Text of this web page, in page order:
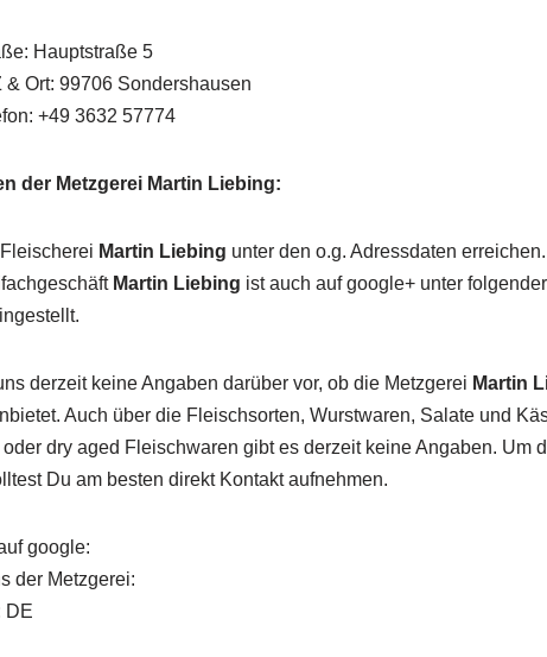
Hauptstraße 5
& Ort: 99706 Sondershausen
+49 3632 57774
der Metzgerei Martin Liebing:
Martin Liebing unter den o.g. Adressdaten erreichen.
Martin Liebing ist auch auf google+ unter
derzeit keine Angaben darüber vor, ob die Metzgerei Martin
Auch über die Fleischsorten, Wurstwaren, Salate und
dry aged Fleischwaren gibt es derzeit keine Angaben. Um
Du am besten direkt Kontakt aufnehmen.
google:
der Metzgerei:
DE